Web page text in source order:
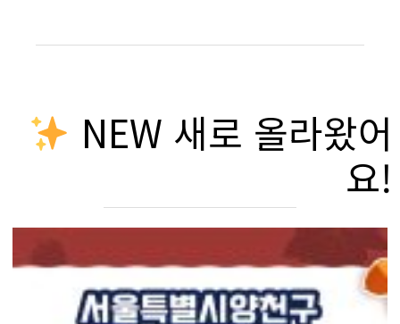
NEW 새로 올라왔어
요!